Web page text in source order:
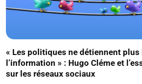
« Les politiques ne détiennent plus
l’information » : Hugo Cléme et
sur les réseaux sociaux